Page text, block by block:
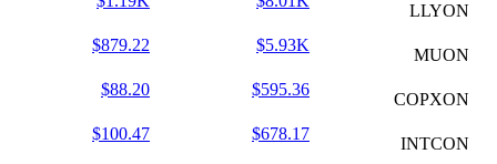
LLYON
MUON
$5.93K
$879.22
COPXON
$595.36
$88.20
INTCON
$678.17
$100.47